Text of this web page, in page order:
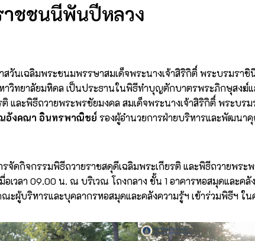
ชชนนีพันปีหลวง
สวันเฉลิมพระชนมพรรษาสมเด็จพระนางเจ้าสิริกิติ์ พระบรมร
าวิทยาลัยมหิดล เป็นประธานในพิธีทำบุญตักบาตรพระภิกษุสง
และพิธีถวายพระพรชัยมงคล สมเด็จพระนางเจ้าสิริกิติ์ พระ
อังคณา อินทรพาณิชย์ รองผู้อำนวยการฝ่ายบริหารและพัฒนา
ดกิจกรรมพิธีถวายราชสดุดีเฉลิมพระเกียรติ และพิธีถวายพร
วลา 09.00 น. ณ บริเวณ โถงกลาง ชั้น 1 อาคารหอสมุดและคลั
ะผู้บริหารและบุคลากรหอสมุดและคลังความรู้ฯ เข้าร่วมพิธีฯ ใน